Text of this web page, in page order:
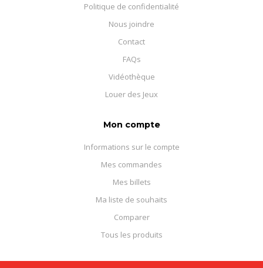
Politique de confidentialité
Nous joindre
Contact
FAQs
Vidéothèque
Louer des Jeux
Mon compte
Informations sur le compte
Mes commandes
Mes billets
Ma liste de souhaits
Comparer
Tous les produits